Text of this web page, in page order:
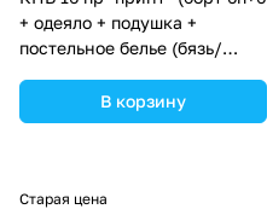
+ одеяло + подушка +
постельное белье (бязь/
в ассортименте.
В корзину
Старая цена